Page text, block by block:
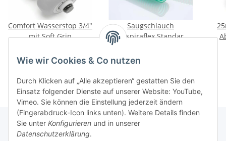
Wie wir Cookies & Co nutzen
Durch Klicken auf „Alle akzeptieren“ gestatten Sie den
Einsatz folgender Dienste auf unserer Website: YouTube,
Vimeo. Sie können die Einstellung jederzeit ändern
(Fingerabdruck-Icon links unten). Weitere Details finden
Sie unter Konfigurieren und in unserer
Datenschutzerklärung.
Comfort Wasserstop 3/4"
mit Soft Grip
Saugschlauch
Rauspiraflex Standard